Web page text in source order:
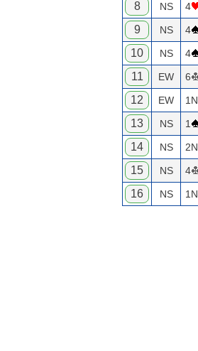
8 NS 4
9 NS 4
10 NS 4
11 EW 6
12 EW
13 NS 1
14 NS
15 NS 4
16 NS